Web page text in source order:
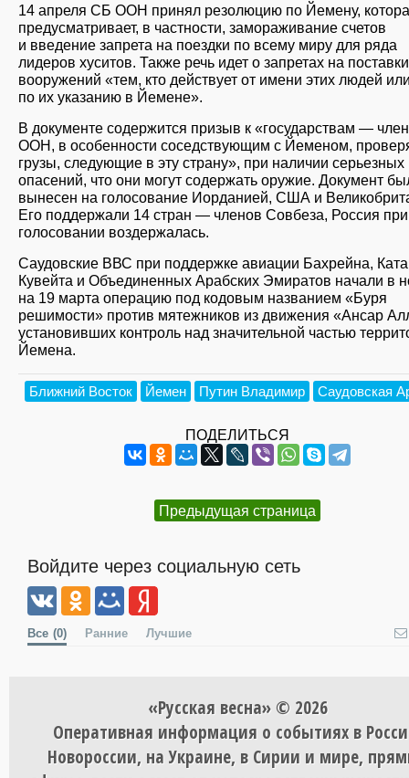
14 апреля СБ ООН принял резолюцию по Йемену,
предусматривает, в частности, замораживание счетов
и введение запрета на поездки по всему миру для ряда
лидеров хуситов. Также речь идет о запретах на поставки
вооружений «тем, кто действует от имени этих людей
по их указанию в Йемене».
В документе содержится призыв к «государствам —
ООН, в особенности соседствующим с Йеменом,
грузы, следующие в эту страну», при наличии серьезных
опасений, что они могут содержать оружие. Документ
вынесен на голосование Иорданией, США и
Его поддержали 14 стран — членов Совбеза, Россия при
голосовании воздержалась.
Саудовские ВВС при поддержке авиации Бахрейна,
Кувейта и Объединенных Арабских Эмиратов начали в
на 19 марта операцию под кодовым названием «Буря
решимости» против мятежников из движения «Ансар
установивших контроль над значительной частью
Йемена.
Ближний Восток Йемен Путин Владимир Саудовская
ПОДЕЛИТЬСЯ
Предыдущая страница
Войдите через социальную сеть
Все (0) Ранние Лучшие
«Русская весна» © 2026
Оперативная информация о событиях в
Новороссии, на Украине, в Сирии и мире,